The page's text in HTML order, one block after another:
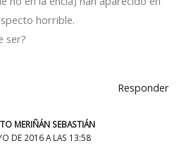
horrible.
ser?
Responder
MERIÑÁN SEBASTIÁN
DE 2016 A LAS 13:58